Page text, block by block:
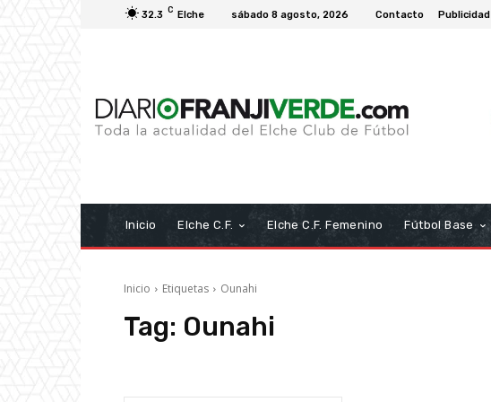
32.3 C Elche sábado 8 agosto, 2026 Contacto Publicidad
Inicio Elche C.F. Elche C.F. Femenino Fútbol Base
Inicio Etiquetas Ounahi
Tag: Ounahi